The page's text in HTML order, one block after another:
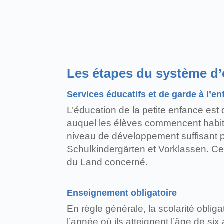
Les étapes du système
Services éducatifs et de garde à
L’éducation de la petite enfance
auquel les élèves commencent
niveau de développement suffisant
Schulkindergärten et Vorklassen.
du Land concerné.
Enseignement obligatoire
En règle générale, la scolarité
l’année où ils atteignent l’âge de